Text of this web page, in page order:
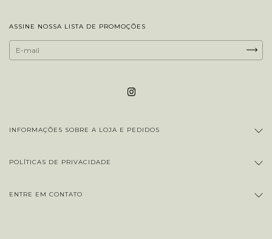
ASSINE NOSSA LISTA DE PROMOÇÕES
INFORMAÇÕES SOBRE A LOJA E PEDIDOS
POLÍTICAS DE PRIVACIDADE
ENTRE EM CONTATO